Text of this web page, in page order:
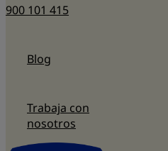
900 101 415
Blog
Trabaja con
nosotros